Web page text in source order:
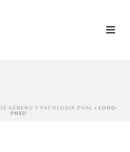
GÉNERO Y PATOLOGÍA DUAL » LOGO-
PNSD